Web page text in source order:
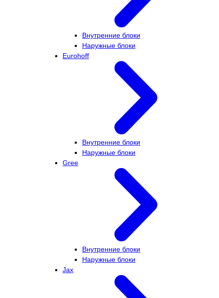
Внутренние блоки
Наружные блоки
Eurohoff
Внутренние блоки
Наружные блоки
Gree
Внутренние блоки
Наружные блоки
Jax